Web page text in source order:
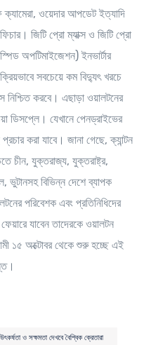
ক্যামেরা, ওয়েদার আপডেট ইত্যাদি
জিটি প্রো ম্যাক্স ও জিটি প্রো
অপটিমাইজেশন) ইনভার্টার
সবচেয়ে কম বিদ্যুৎ খরচে
নিশ্চিত করবে। এছাড়া ওয়ালটনের
ডিসপ্লে। যেখানে পেনড্রাইভের
করা যাবে। জানা গেছে, ক্যান্টন
চীন, যুক্তরাজ্য, যুক্তরাষ্ট্র,
বিভিন্ন দেশে ব্যাপক
পরিবেশক এবং প্রতিনিধিদের
যাবেন তাদেরকে ওয়ালটন
১৫ অক্টোবর থেকে শুরু হচ্ছে এই
ও সক্ষমতা দেখবে বৈশ্বিক ক্রেতারা